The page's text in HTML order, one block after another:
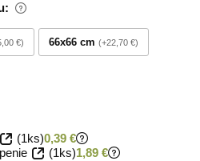
+5,00 € 66x66 cm +22,70 €
(1ks)0,39 €
(1ks)1,89 €